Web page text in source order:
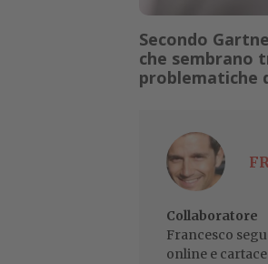
Secondo
che sembrano
problematiche
Collaboratore
Francesco
online e